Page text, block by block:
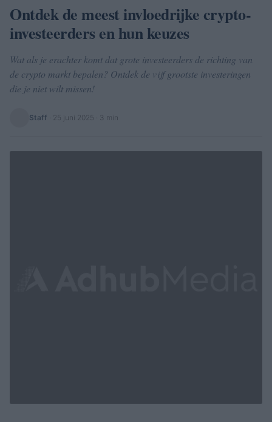
Ontdek de meest invloedrijke crypto-
investeerders en hun keuzes
Wat als je erachter komt dat grote investeerders de richting van
de crypto markt bepalen? Ontdek de vijf grootste investeringen
die je niet wilt missen!
Staff 25 juni 2025 · 3 min